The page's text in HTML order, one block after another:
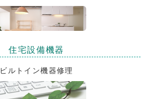
住宅設備機器
ビルトイン機器修理